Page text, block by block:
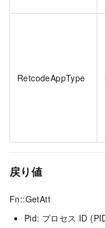
RetcodeAppType
戻り値
Fn::GetAtt
Pid: プロセス ID